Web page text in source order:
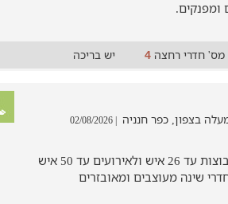
מס' חדרי רחצה4 יש בריכה
| 02/08/2026
חופשה למשפחות וקבוצות עד 26 איש ולאירועים עד 50 איש